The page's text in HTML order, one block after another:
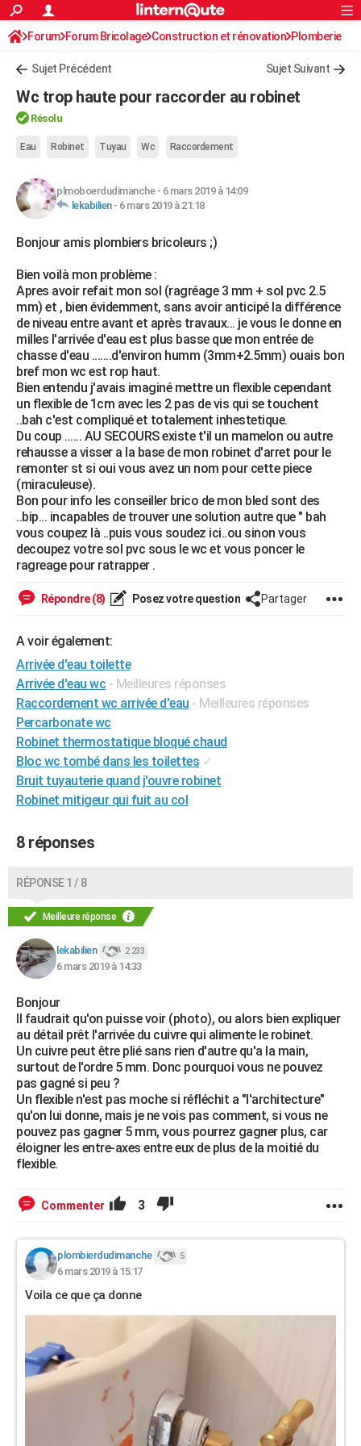
ACTUALITÉS
Politique
Société
Faits Divers
Education
Monde
Villes
+
Programme TV
TNTStreaming
Cinéma
Sorties cinéma
Musique
+FINANCE
Retraite
Impôts
Epargne
Immobilier
Risques naturels par ville
Banque
Assurance
Crédit
AUTO
Essais
Réserver un essai
Citadines
Berlines
SUV
Forum auto
HIGH-TECH
Mobiles
Meilleur smartphone
Internet
Ordinateurs
Jeux vidéo
Guide high-tech
BRICOLAGE
Forum
Aménagement intérieur
Extérieur
Cuisine
Salle de bains
Jardinage
Rangement
WEEK-END
Guides de France
Escapades
Patrimoine
Expositions
Musées
Week-end nature
+LIFESTYLE
Art de vivre
Bien-être
Loisirs
Mode
Modes de vie
SANTE
Alimentation
Guide de la santé
Maladies
Médicaments
Sommeil
VOYAGE
Destinations
City break
Voyage nature
Voyage de noces
Forum
Climat
+PHOTO
GUIDES D'ACHAT
BONS PLANS
CARTE DE VOEUX
Carte de Noël
Carte Bonne année
Carte Saint-Valentin
Carte Pâques
Carte d'anniversaire
DICTIONNAIRE
Dictionnaire
Biographies
Citations
Expressions
Proverbes
PROGRAMME TV
S'inscrire
Se connecter
Lycées
Collèges
Primaires
Universités
Entreprises
Service militaire
Avis de recherche
AVIS DE DÉCÈS
FORUM
Bricolage
Lifestyle
Culture
Sport
Auto
Television
Voyage
Cinema
Rechercher
S'inscrire
Connexion
Forum Forum Bricolage Construction et rénovation Plomberie
Sujet Précédent Sujet Suivant
Wc trop haute pour raccorder au robinet
Résolu
Eau Robinet Tuyau Wc Raccordement
plmoboerdudimanche- 6 mars 2019 à 14:09
lekabilien- 6 mars 2019 à 21:18
Bonjour amis plombiers bricoleurs ;)
Bien voilà mon problème :
Apres avoir refait mon sol (ragréage 3 mm + sol pvc 2.5
mm) et , bien évidemment, sans avoir anticipé la différence
de niveau entre avant et après travaux... je vous le donne en
milles l'arrivée d'eau est plus basse que mon entrée de
chasse d'eau .......d'environ humm (3mm+2.5mm) ouais bon
bref mon wc est rop haut.
Bien entendu j'avais imaginé mettre un flexible cependant
un flexible de 1cm avec les 2 pas de vis qui se touchent
..bah c'est compliqué et totalement inhestetique.
Du coup ...... AU SECOURS existe t'il un mamelon ou autre
rehausse a visser a la base de mon robinet d'arret pour le
remonter st si oui vous avez un nom pour cette piece
(miraculeuse).
Bon pour info les conseiller brico de mon bled sont des
..bip... incapables de trouver une solution autre que " bah
vous coupez là ..puis vous soudez ici..ou sinon vous
decoupez votre sol pvc sous le wc et vous poncer le
ragreage pour ratrapper .
Répondre (8) Posez votre question Partager
A voir également:
Arrivée d'eau toilette
Arrivée d'eau wc - Meilleures réponses
Raccordement wc arrivée d'eau - Meilleures réponses
Percarbonate wc
Robinet thermostatique bloqué chaud
Bloc wc tombé dans les toilettes ✓
Bruit tuyauterie quand j'ouvre robinet
Robinet mitigeur qui fuit au col
8 réponses
RÉPONSE 1 / 8
Meilleure réponse
lekabilien 2 233
6 mars 2019 à 14:33
Bonjour
Il faudrait qu'on puisse voir (photo), ou alors bien expliquer
au détail prêt l'arrivée du cuivre qui alimente le robinet.
Un cuivre peut être plié sans rien d'autre qu'a la main,
surtout de l'ordre 5 mm. Donc pourquoi vous ne pouvez
pas gagné si peu ?
Un flexible n'est pas moche si réfléchit a "l'architecture"
qu'on lui donne, mais je ne vois pas comment, si vous ne
pouvez pas gagner 5 mm, vous pourrez gagner plus, car
éloigner les entre-axes entre eux de plus de la moitié du
flexible.
Commenter 3
plombierdudimanche 5
6 mars 2019 à 15:17
Voila ce que ça donne